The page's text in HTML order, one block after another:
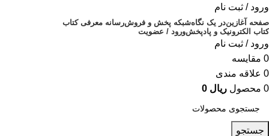
ورود / ثبت نام
صفحه آغازیندر یک نگاهشبکه پخش و فروشرسانه معرفی کتاب
کتاب الکترونیک و پادپخشورود / عضویت
ورود / ثبت نام
0 مقایسه
0 علاقه مندی
0 محصول ریال
جستجو